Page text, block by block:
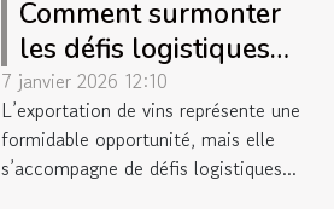
Comment surmonter
les défis logistiques
pour l'exportation de
vins ?
7 janvier 2026 12:10
L’exportation de vins représente une
formidable opportunité, mais elle
s’accompagne de défis logistiques...